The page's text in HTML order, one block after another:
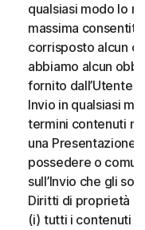
qualsiasi modo lo
massima
corrisposto alcun
abbiamo alcun
fornito dall’Utente
Invio in qualsiasi
termini contenuti
una Presentazione,
possedere o
sull’Invio che gli
Diritti di proprietà
(i) tutti i contenuti